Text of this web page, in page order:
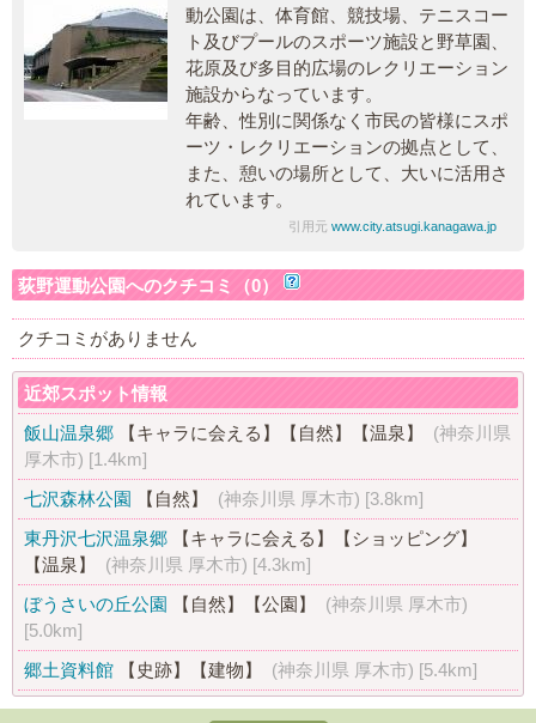
動公園は、体育館、競技場、テニスコー
ト及びプールのスポーツ施設と野草園、
花原及び多目的広場のレクリエーション
施設からなっています。
年齢、性別に関係なく市民の皆様にスポ
ーツ・レクリエーションの拠点として、
また、憩いの場所として、大いに活用さ
れています。
引用元 www.city.atsugi.kanagawa.jp
荻野運動公園へのクチコミ（0）
クチコミがありません
近郊スポット情報
飯山温泉郷
【キャラに会える】 【自然】 【温泉】
(神奈川県
厚木市) [1.4km]
七沢森林公園
【自然】 (神奈川県 厚木市) [3.8km]
東丹沢七沢温泉郷
【キャラに会える】
【ショッピング】
【温泉】
(神奈川県 厚木市) [4.3km]
ぼうさいの丘公園
【自然】 【公園】
(神奈川県 厚木市)
[5.0km]
郷土資料館
【史跡】 【建物】 (神奈川県 厚木市) [5.4km]